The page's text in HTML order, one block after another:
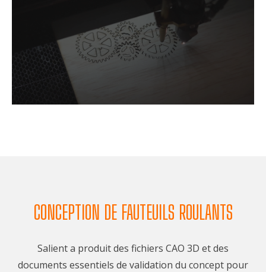
CONCEPTION DE FAUTEUILS ROULANTS
Salient a produit des fichiers CAO 3D et des
documents essentiels de validation du concept pour